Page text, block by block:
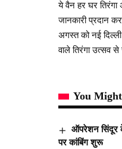
ये वैन हर घर
जानकारी प्रदान
अगस्त को नई
वाले तिरंगा उत्सव से
You
ऑपरेशन सिंदूर के
पर कांबिंग शुरू